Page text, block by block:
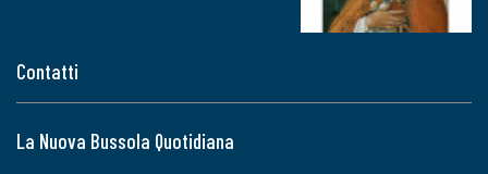
Contatti
La Nuova Bussola Quotidiana